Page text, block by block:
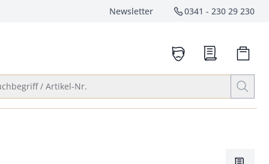
Newsletter Service-
0341 - 230 29 230
anrufen
/ Artikel-Nr.